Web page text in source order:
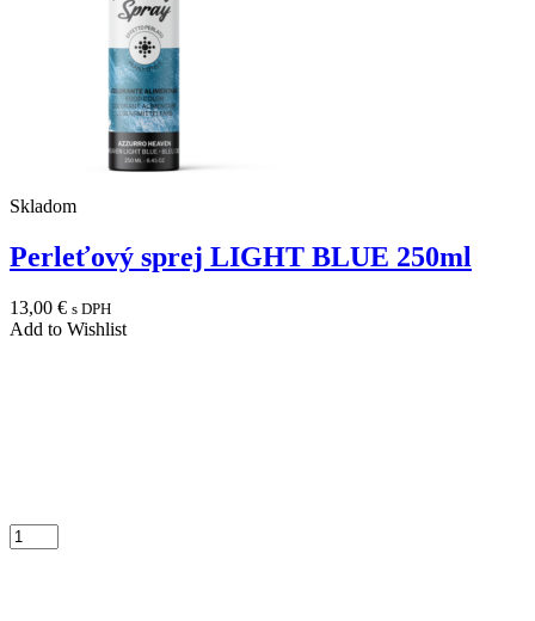
Skladom
Perleťový sprej LIGHT BLUE 250ml
13,00 € s DPH
Add to Wishlist